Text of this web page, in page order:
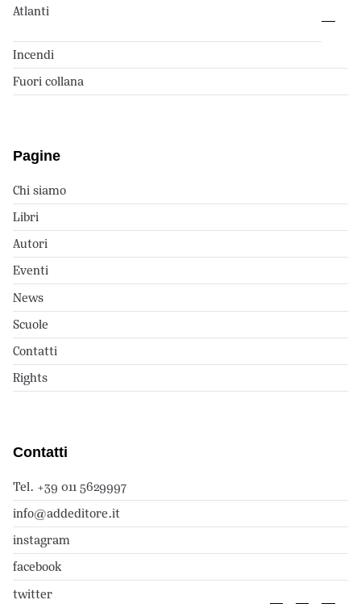
Atlanti
Incendi
Fuori collana
Pagine
Chi siamo
Libri
Autori
Eventi
News
Scuole
Contatti
Rights
Contatti
Tel. +39 011 5629997
info@addeditore.it
instagram
facebook
twitter